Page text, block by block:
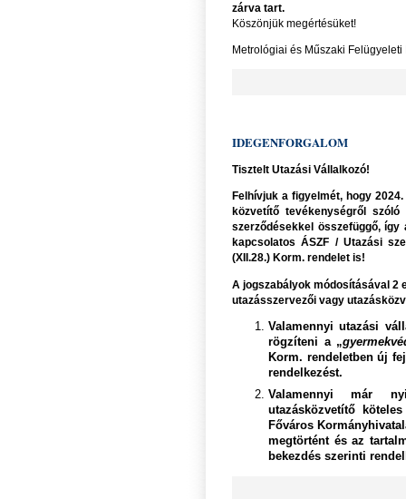
zárva tart.
Köszönjük megértésüket!
Metrológiai és Műszaki Felügyeleti
IDEGENFORGALOM
Tisztelt Utazási Vállalkozó!
Felhívjuk a figyelmét, hogy
közvetítő tevékenységről
szerződésekkel összefüggő,
kapcsolatos ÁSZF / Utazási
(XII.28.) Korm. rendelet is!
A jogszabályok módosításával 2
utazásszervezői vagy
Valamennyi utazási
rögzíteni a „
Korm. rendeletben új
rendelkezést.
Valamennyi már
utazásközvetítő
Főváros
megtörtént és az
bekezdés szerinti